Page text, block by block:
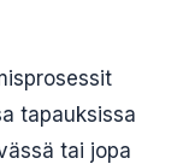
tapauksissa
tai jopa